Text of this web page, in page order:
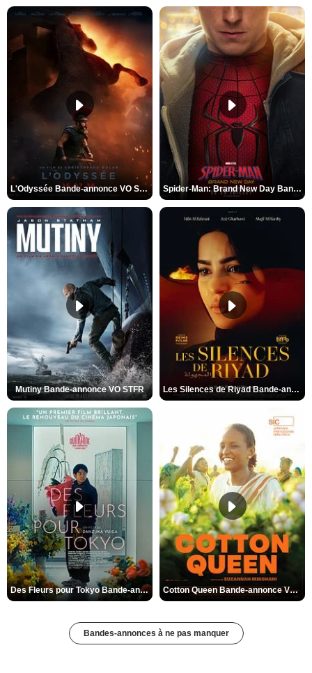
L'Odyssée Bande-annonce VO STFR Spider-Man: Brand New Day Bande-annonce VO STFR
Mutiny Bande-annonce VO STFR Les Silences de Riyad Bande-annonce VO STFR
Des Fleurs pour Tokyo Bande-annonce VO STFR Cotton Queen Bande-annonce VO STFR
Bandes-annonces à ne pas manquer